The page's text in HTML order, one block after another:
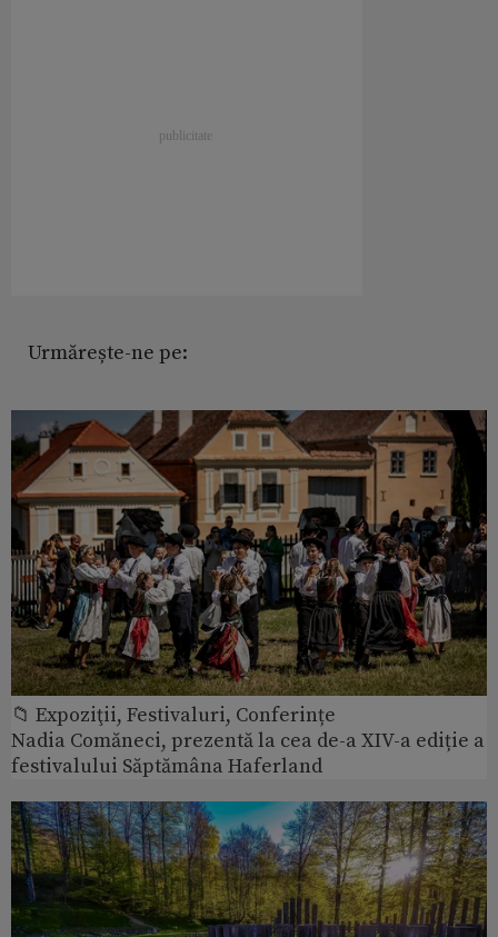
Urmărește-ne pe:
📁 Expoziţii, Festivaluri, Conferințe
Nadia Comăneci, prezentă la cea de-a XIV-a ediție a
festivalului Săptămâna Haferland